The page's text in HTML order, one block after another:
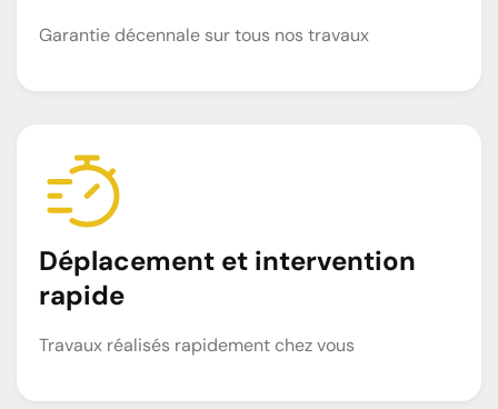
Garantie décennale sur tous nos travaux
Déplacement et intervention
rapide
Travaux réalisés rapidement chez vous